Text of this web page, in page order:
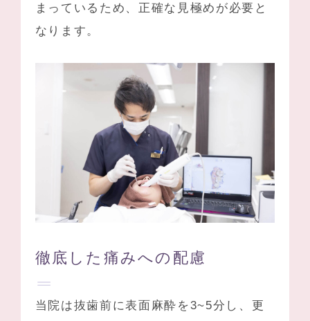
まっているため、正確な見極めが必要と
なります。
徹底した痛みへの配慮
当院は抜歯前に表面麻酔を3~5分し、更